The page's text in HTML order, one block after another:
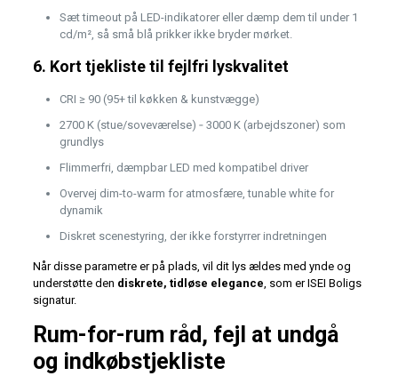
Sæt timeout på LED­-indikatorer eller dæmp dem til under 1
cd/m², så små blå prikker ikke bryder mørket.
6. Kort tjekliste til fejlfri lyskvalitet
CRI ≥ 90 (95+ til køkken & kunstvægge)
2700 K (stue/soveværelse) ‑ 3000 K (arbejdszoner) som
grundlys
Flimmerfri, dæmpbar LED med kompatibel driver
Overvej dim-to-warm for atmosfære, tunable white for
dynamik
Diskret scenestyring, der ikke forstyrrer indretningen
Når disse parametre er på plads, vil dit lys ældes med ynde og
understøtte den diskrete, tidløse elegance, som er ISEI Boligs
signatur.
Rum-for-rum råd, fejl at undgå
og indkøbstjekliste